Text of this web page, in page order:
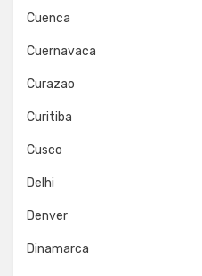
Cuenca
Cuernavaca
Curazao
Curitiba
Cusco
Delhi
Denver
Dinamarca